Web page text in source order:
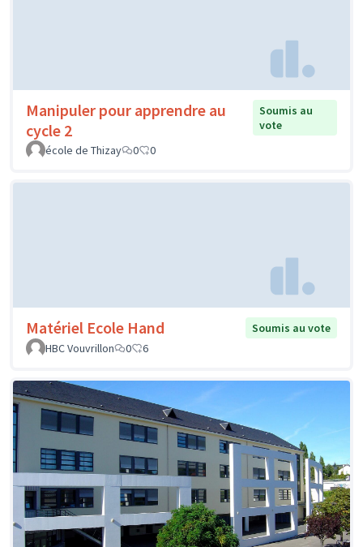
Manipuler pour apprendre au
cycle 2
Soumis au
vote
école de Thizay
0 0
Matériel Ecole Hand
Soumis au vote
HBC Vouvrillon
0 6